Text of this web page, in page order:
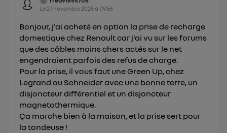
Le 27 novembre 2025à 09:56
Bonjour, j'ai acheté en option la prise de recharge
domestique chez Renault car j'ai vu sur les forums
que des câbles moins chers actés sur le net
engendraient parfois des refus de charge.
Pour la prise, il vous faut une Green Up, chez
Legrand ou Schneider avec une bonne terre, un
disjoncteur différentiel et un disjoncteur
magnetothermique.
Ça marche bien à la maison, et la prise sert pour
la tondeuse !
") ou via la page « gérer Utiq » en bas de ce site.
Pour plus d'informations, veuillez consulterla
Politique d'information sur les données
personnelles d'Utiq.